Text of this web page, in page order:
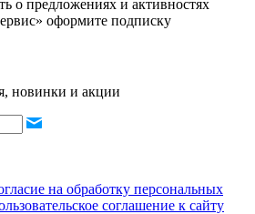
о предложениях и активностях
оформите подписку
новинки и акции
на обработку персональных
соглашение к сайту